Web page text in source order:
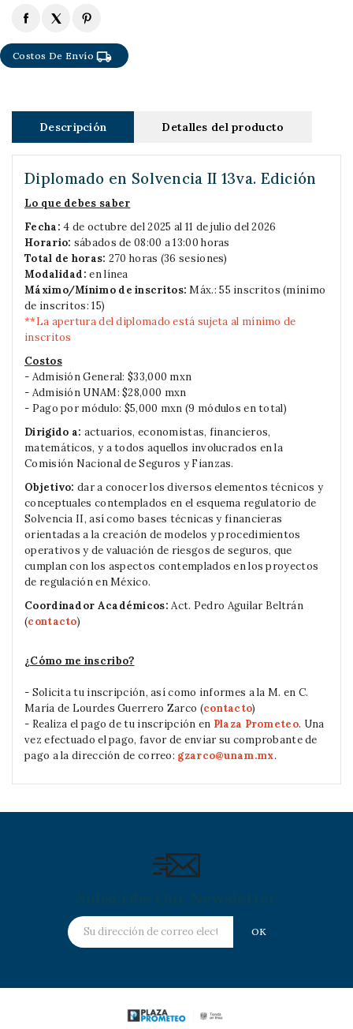
Costos De Envíolocal_shipping
Descripción Detalles del producto
Diplomado en Solvencia II 13va. Edición
Lo que debes saber
Fecha:4 de octubre del 2025 al 11 de julio del 2026
Horario: sábados de 08:00 a 13:00 horas
Total de horas: 270 horas (36 sesiones)
Modalidad:en línea
Máximo/Mínimo de inscritos:Máx.: 55 inscritos (mínimo
de inscritos: 15)
**La apertura del diplomado está sujeta al mínimo de
inscritos
Costos
- Admisión General: $33,000 mxn
- Admisión UNAM: $28,000 mxn
- Pago por módulo: $5,000 mxn (9 módulos en total)
Dirigido a: actuarios, economistas, financieros,
matemáticos, y a todos aquellos involucrados en la
Comisión Nacional de Seguros y Fianzas.
Objetivo: dar a conocer los diversos elementos técnicos y
conceptuales contemplados en el esquema regulatorio de
Solvencia II, así como bases técnicas y financieras
orientadas a la creación de modelos y procedimientos
operativos y de valuación de riesgos de seguros, que
cumplan con los aspectos contemplados en los proyectos
de regulación en México.
Coordinador Académicos:Act. Pedro Aguilar Beltrán
(contacto)
¿Cómo me inscribo?
- Solicita tu inscripción, así como informes a la M. en C.
María de Lourdes Guerrero Zarco (contacto)
- Realiza el pago de tu inscripción en Plaza Prometeo. Una
vez efectuado el pago, favor de enviar su comprobante de
pago a la dirección de correo: gzarco@unam.mx.